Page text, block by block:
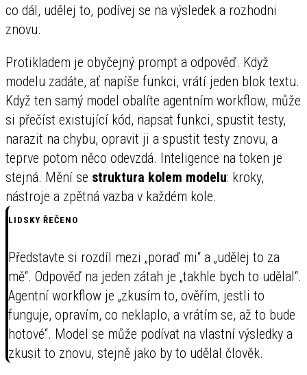
co dál, udělej to, podívej se na výsledek a rozhodni
znovu.
Protikladem je obyčejný prompt a odpověď. Když
modelu zadáte, ať napíše funkci, vrátí jeden blok textu.
Když ten samý model obalíte agentním workflow, může
si přečíst existující kód, napsat funkci, spustit testy,
narazit na chybu, opravit ji a spustit testy znovu, a
teprve potom něco odevzdá. Inteligence na token je
stejná. Mění se struktura kolem modelu: kroky,
nástroje a zpětná vazba v každém kole.
LIDSKY ŘEČENO
Představte si rozdíl mezi „poraď mi“ a „udělej to za
mě“. Odpověď na jeden zátah je „takhle bych to udělal“.
Agentní workflow je „zkusím to, ověřím, jestli to
funguje, opravím, co neklaplo, a vrátím se, až to bude
hotové“. Model se může podívat na vlastní výsledky a
zkusit to znovu, stejně jako by to udělal člověk.